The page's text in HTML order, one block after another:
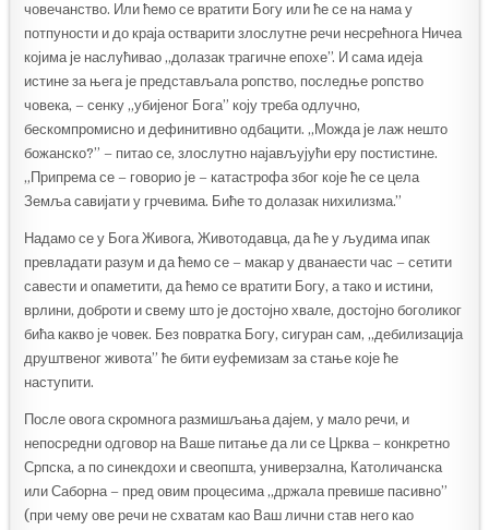
човечанство. Или ћемо се вратити Богу или ће се на нама у
потпуности и до краја остварити злослутне речи несрећнога Ничеа
којима је наслућивао „долазак трагичне епохе”. И сама идеја
истине за њега је представљала ропство, последње ропство
човека, – сенку „убијеног Бога” коју треба одлучно,
бескомпромисно и дефинитивно одбацити. „Можда је лаж нешто
божанско?” – питао се, злослутно најављујући еру постистине.
„Припрема се – говорио је – катастрофа због које ће се цела
Земља савијати у грчевима. Биће то долазак нихилизма.”
Надамо се у Бога Живога, Животодавца, да ће у људима ипак
превладати разум и да ћемо се – макар у дванаести час – сетити
савести и опаметити, да ћемо се вратити Богу, а тако и истини,
врлини, доброти и свему што је достојно хвале, достојно боголиког
бића какво је човек. Без повратка Богу, сигуран сам, „дебилизација
друштвеног живота” ће бити еуфемизам за стање које ће
наступити.
После овога скромнога размишљања дајем, у мало речи, и
непосредни одговор на Ваше питање да ли се Црква – конкретно
Српска, а по синекдохи и свеопшта, универзална, Католичанска
или Саборна – пред овим процесима „држала превише пасивно”
(при чему ове речи не схватам као Ваш лични став него као